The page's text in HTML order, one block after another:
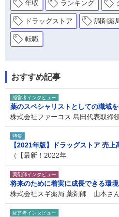
年収 ランキング
ドラッグストア 調剤薬
転職
おすすめ記事
経営者インタビュー
薬のスペシャリストとしての職域
株式会社ファーコス 島田代表取締
特集
【2021年版】ドラッグストア 売上
（【最新！2022年
薬剤師インタビュー
将来のために着実に成長できる環境
株式会社スギ薬局 薬剤師 山本さ
経営者インタビュー